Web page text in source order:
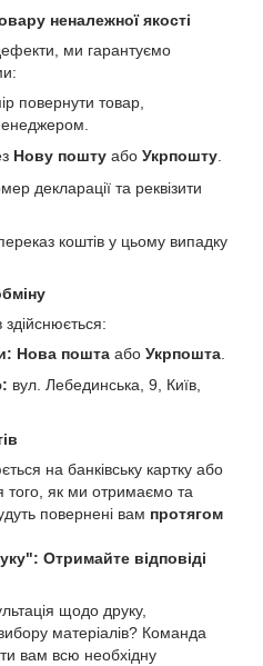
неналежної якості
ми гарантуємо
повернути товар,
Нову пошту або Укрпошту.
декларації та реквізити
коштів у цьому випадку
Нова пошта або Укрпошта
вул. Лебединська, 9, Київ,
на банківську картку або
того, як ми отримаємо та
повернені вам протягом
Отримайте відповіді
щодо друку,
матеріалів? Команда
вам всю необхідну